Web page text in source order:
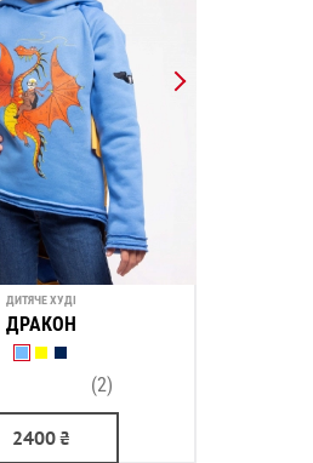
ДИТЯЧЕ ХУДІ
ДРАКОН
(2)
2400₴